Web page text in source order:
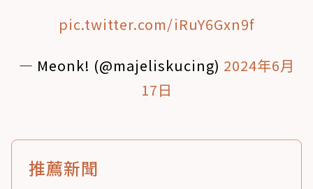
pic.twitter.com/iRuY6Gxn9f
— Meonk! (@majeliskucing) 2024年6月
17日
推薦新聞